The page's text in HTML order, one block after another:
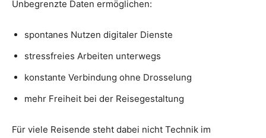
Unbegrenzte Daten ermöglichen:
spontanes Nutzen digitaler Dienste
stressfreies Arbeiten unterwegs
konstante Verbindung ohne Drosselung
mehr Freiheit bei der Reisegestaltung
Für viele Reisende steht dabei nicht Technik im